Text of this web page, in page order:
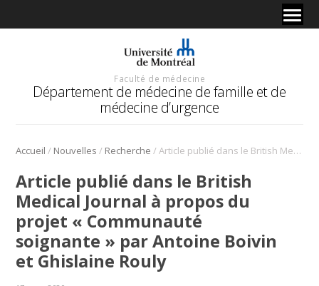
Faculté de médecine
Département de médecine de famille et de
médecine d’urgence
Accueil / Nouvelles / Recherche / Article publié dans le British Medical Journal à propos du projet « Communauté soignante » par Antoine Boivin et Ghislaine Rouly
Article publié dans le British
Medical Journal à propos du
projet « Communauté
soignante » par Antoine Boivin
et Ghislaine Rouly